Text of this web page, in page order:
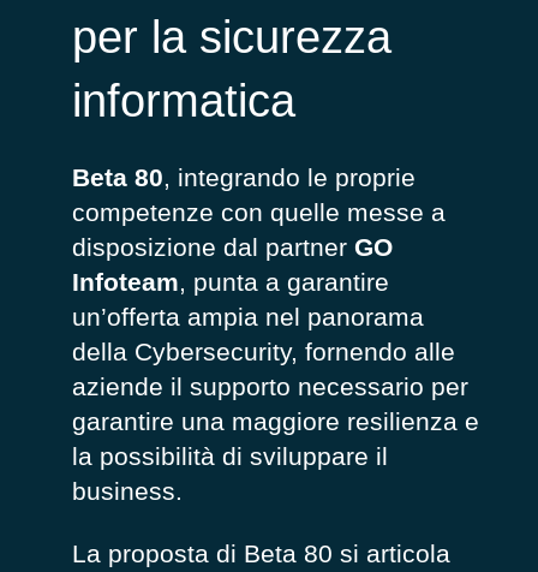
per la sicurezza
informatica
Beta 80, integrando le proprie
competenze con quelle messe a
disposizione dal partner GO
Infoteam, punta a garantire
un’offerta ampia nel panorama
della Cybersecurity, fornendo alle
aziende il supporto necessario per
garantire una maggiore resilienza e
la possibilità di sviluppare il
business.
La proposta di Beta 80 si articola